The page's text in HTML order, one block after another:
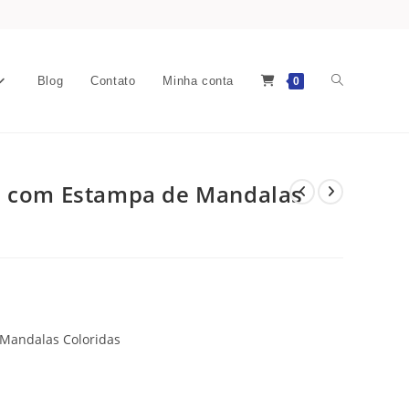
Blog Contato Minha conta 0
Estampa de Mandalas
Coloridas